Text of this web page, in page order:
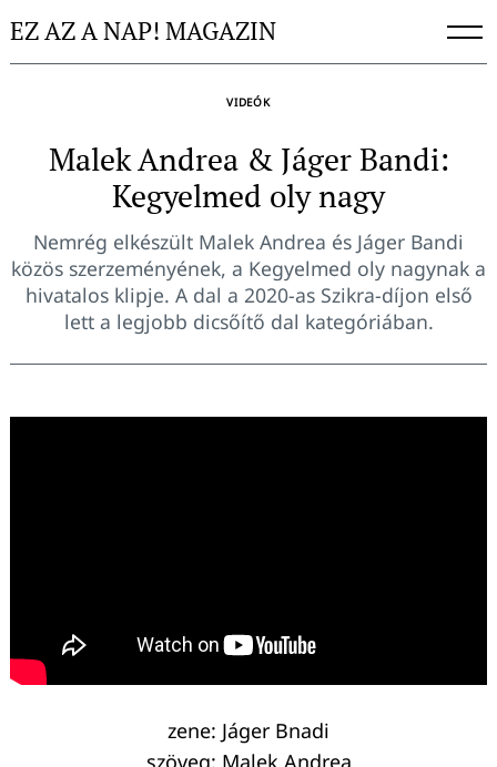
toEZ AZ A NAP! MAGAZIN
VIDEÓK
Malek Andrea & Jáger Bandi:
Kegyelmed oly nagy
Nemrég elkészült Malek Andrea és Jáger Bandi
közös szerzeményének, a Kegyelmed oly nagynak a
hivatalos klipje. A dal a 2020-as Szikra-díjon első
lett a legjobb dicsőítő dal kategóriában.
zene: Jáger Bnadi
szöveg: Malek Andrea